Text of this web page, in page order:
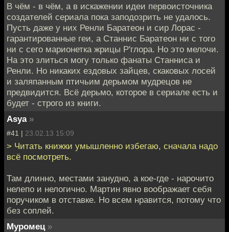
В чём - в чём, а в искажении идеи первоисточника
создателей сериала пока заподозрить не удалось.
Пусть даже у них Ренли Баратеон и сир Лорас -
гарантированные геи, а Станнис Баратеон ни с того
ни с сего марионетка жрицы Р'глора. Но это мелочи.
На это злиться могу только фанаты Станниса и
Ренли. Но никаких ездовых зайцев, скаковых лосей
и заляпанным птичьим дерьмом мудрецов не
предвидится. Всё дерьмо, которое в сериале есть и
будет - строго из книги.
Asya »
#41 | 23.02.13 15:09
> Читать книжки умышленно избегаю, сначала надо
всё посмотреть.
Там длинно, местами занудно, а кое-где - нарочито
нелепо и нелогично. Мартин явно воображает себя
поручиком в отставке. Но всем нравится, потому что
без соплей.
Муромец »